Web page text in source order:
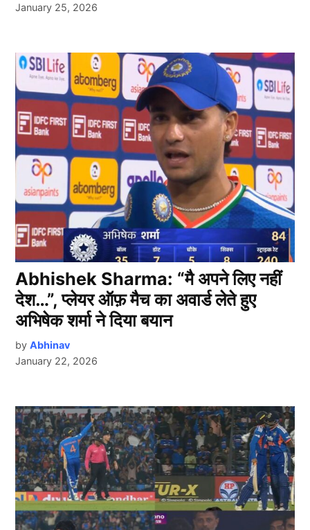
January 25, 2026
Abhishek Sharma: “मै अपने लिए नहीं
देश…”, प्लेयर ऑफ़ मैच का अवार्ड लेते हुए
अभिषेक शर्मा ने दिया बयान
by Abhinav
January 22, 2026